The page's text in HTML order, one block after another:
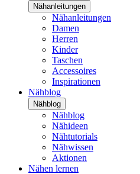
Nähanleitungen
Nähanleitungen
Damen
Herren
Kinder
Taschen
Accessoires
Inspirationen
Nähblog
Nähblog
Nähblog
Nähideen
Nähtutorials
Nähwissen
Aktionen
Nähen lernen